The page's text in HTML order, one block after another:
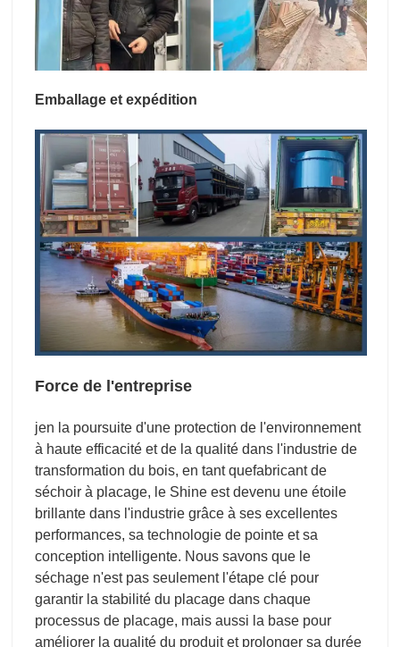
Emballage et expédition
Force de l'entreprise
jen la poursuite d'une protection de l'environnement
à haute efficacité et de la qualité dans l'industrie de
transformation du bois, en tant quefabricant de
séchoir à placage, le Shine est devenu une étoile
brillante dans l'industrie grâce à ses excellentes
performances, sa technologie de pointe et sa
conception intelligente. Nous savons que le
séchage n'est pas seulement l'étape clé pour
garantir la stabilité du placage dans chaque
processus de placage, mais aussi la base pour
améliorer la qualité du produit et prolonger sa durée